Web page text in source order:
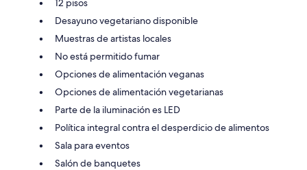
12 pisos
Desayuno vegetariano disponible
Muestras de artistas locales
No está permitido fumar
Opciones de alimentación veganas
Opciones de alimentación vegetarianas
Parte de la iluminación es LED
Política integral contra el desperdicio de alimentos
Sala para eventos
Salón de banquetes